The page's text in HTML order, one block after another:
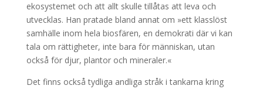
ekosystemet och att allt skulle tillåtas att leva och
utvecklas. Han pratade bland annat om »ett klasslöst
samhälle inom hela biosfären, en demokrati där vi kan
tala om rättigheter, inte bara för människan, utan
också för djur, plantor och mineraler.«
Det finns också tydliga andliga stråk i tankarna kring